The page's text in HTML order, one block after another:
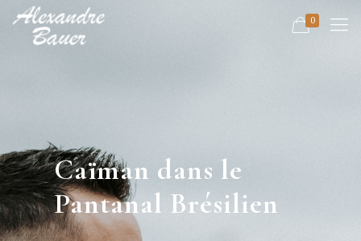
0
Caïman dans le
Pantanal Brésilien